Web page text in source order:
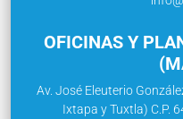
OFICINAS Y
Av. José Eleuterio
Ixtapa y Tuxtla) C.P.